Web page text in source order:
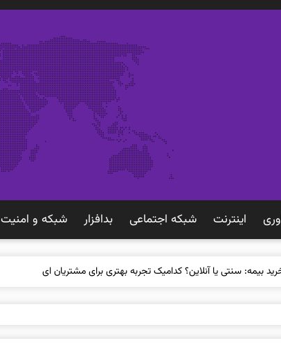
اينترنت شبكه اجتماعی بدافزار شبكه و امنيت
بیمه: سنتی یا آنلاین؟ کدامیک تجربه بهتری برای مشتریان ایجاد می‌کند؟